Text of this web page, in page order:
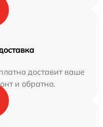
доставит ваше
и обратно.